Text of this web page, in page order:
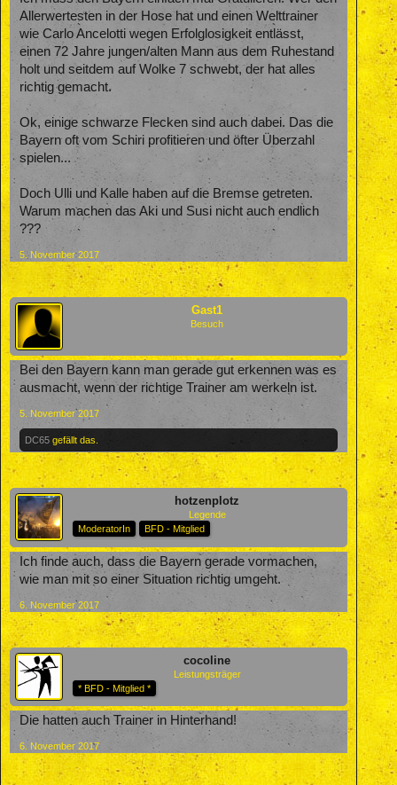
Allerwertesten in der Hose hat und einen Welttrainer
wie Carlo Ancelotti wegen Erfolglosigkeit entlässt,
einen 72 Jahre jungen/alten Mann aus dem Ruhestand
holt und seitdem auf Wolke 7 schwebt, der hat alles
richtig gemacht.
Ok, einige schwarze Flecken sind auch dabei. Das die
Bayern oft vom Schiri profitieren und öfter Überzahl
spielen...
Doch Ulli und Kalle haben auf die Bremse getreten.
Warum machen das Aki und Susi nicht auch endlich
???
5. November 2017
Gast1
Besuch
Bei den Bayern kann man gerade gut erkennen was es
ausmacht, wenn der richtige Trainer am werkeln ist.
5. November 2017
DC65 gefällt das.
hotzenplotz
Legende
ModeratorIn
BFD - Mitglied
Ich finde auch, dass die Bayern gerade vormachen,
wie man mit so einer Situation richtig umgeht.
6. November 2017
cocoline
Leistungsträger
* BFD - Mitglied *
Die hatten auch Trainer in Hinterhand!
6. November 2017